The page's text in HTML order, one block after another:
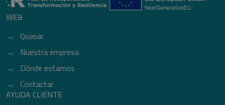
WEB
Quasar
Nuestra empresa
Dónde estamos
Contactar
AYUDA CLIENTE